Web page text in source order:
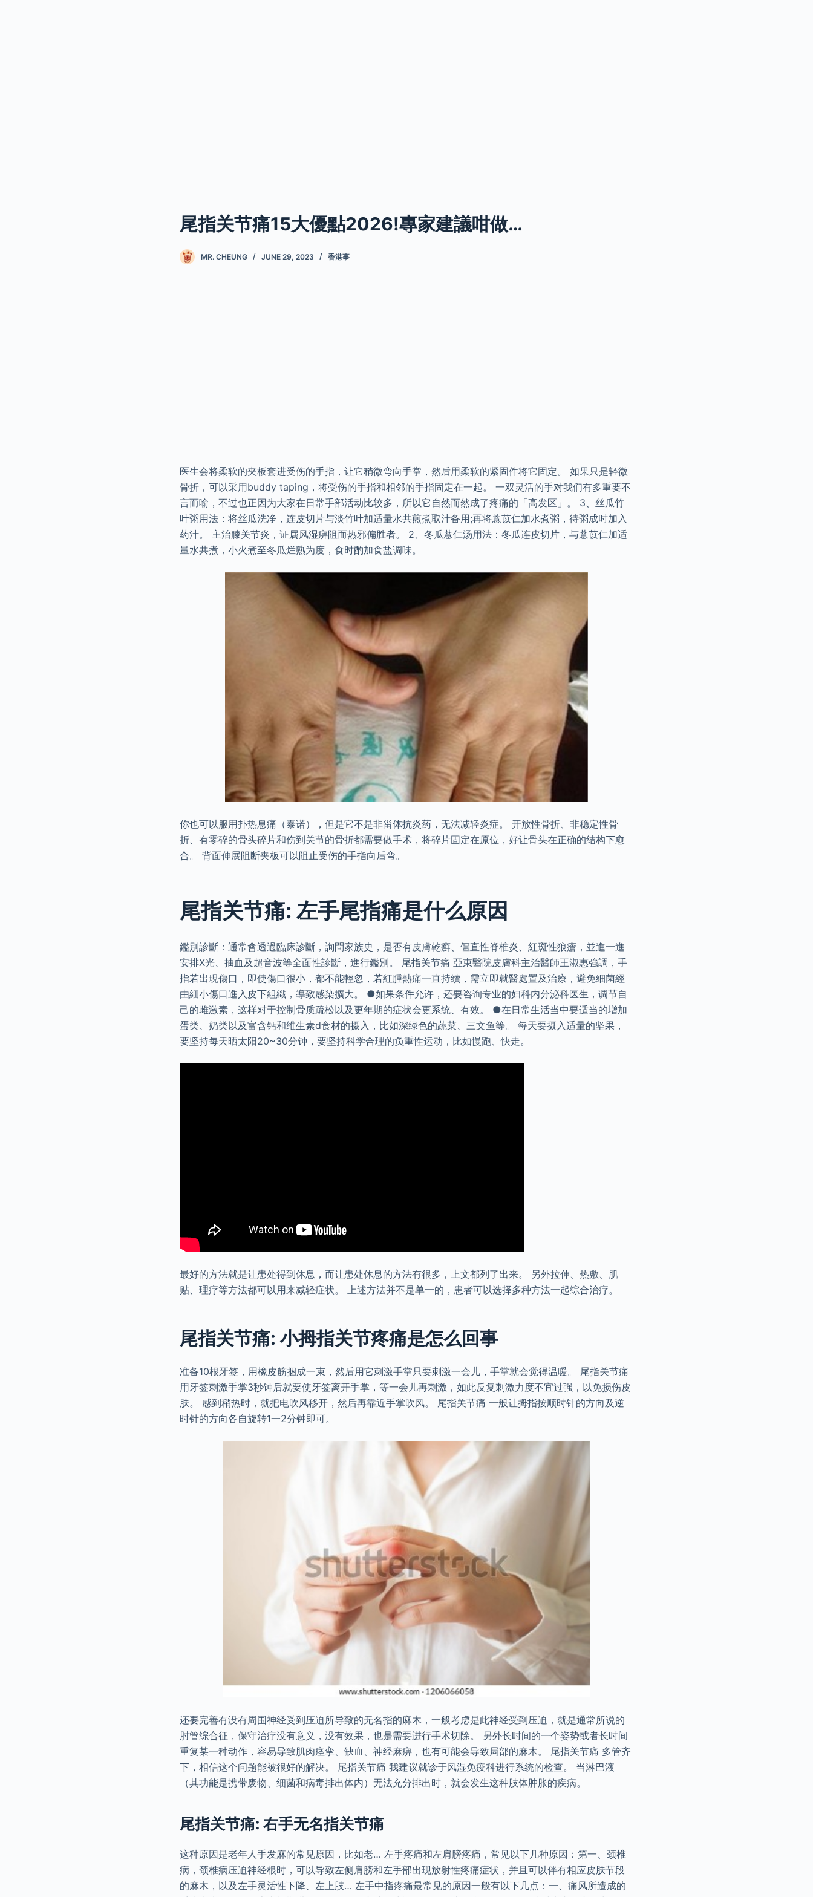
尾指关节痛15大優點2026!專家建議咁做…
MR. CHEUNG JUNE 29, 2023 香港事
医生会将柔软的夹板套进受伤的手指，让它稍微弯向手掌，然后用柔软的紧固件将它固定。 如果只是轻微
骨折，可以采用buddy taping，将受伤的手指和相邻的手指固定在一起。 一双灵活的手对我们有多重要不
言而喻，不过也正因为大家在日常手部活动比较多，所以它自然而然成了疼痛的「高发区」。 3、丝瓜竹
叶粥用法：将丝瓜洗净，连皮切片与淡竹叶加适量水共煎煮取汁备用;再将薏苡仁加水煮粥，待粥成时加入
药汁。 主治膝关节炎，证属风湿痹阻而热邪偏胜者。 2、冬瓜薏仁汤用法：冬瓜连皮切片，与薏苡仁加适
量水共煮，小火煮至冬瓜烂熟为度，食时酌加食盐调味。
你也可以服用扑热息痛（泰诺），但是它不是非甾体抗炎药，无法减轻炎症。 开放性骨折、非稳定性骨
折、有零碎的骨头碎片和伤到关节的骨折都需要做手术，将碎片固定在原位，好让骨头在正确的结构下愈
合。 背面伸展阻断夹板可以阻止受伤的手指向后弯。
尾指关节痛: 左手尾指痛是什么原因
鑑別診斷：通常會透過臨床診斷，詢問家族史，是否有皮膚乾癬、僵直性脊椎炎、紅斑性狼瘡，並進一進
安排X光、抽血及超音波等全面性診斷，進行鑑別。 尾指关节痛 亞東醫院皮膚科主治醫師王淑惠強調，手
指若出現傷口，即使傷口很小，都不能輕忽，若紅腫熱痛一直持續，需立即就醫處置及治療，避免細菌經
由細小傷口進入皮下組織，導致感染擴大。 ●如果条件允许，还要咨询专业的妇科内分泌科医生，调节自
己的雌激素，这样对于控制骨质疏松以及更年期的症状会更系统、有效。 ●在日常生活当中要适当的增加
蛋类、奶类以及富含钙和维生素d食材的摄入，比如深绿色的蔬菜、三文鱼等。 每天要摄入适量的坚果，
要坚持每天晒太阳20~30分钟，要坚持科学合理的负重性运动，比如慢跑、快走。
最好的方法就是让患处得到休息，而让患处休息的方法有很多，上文都列了出来。 另外拉伸、热敷、肌
贴、理疗等方法都可以用来减轻症状。 上述方法并不是单一的，患者可以选择多种方法一起综合治疗。
尾指关节痛: 小拇指关节疼痛是怎么回事
准备10根牙签，用橡皮筋捆成一束，然后用它刺激手掌只要刺激一会儿，手掌就会觉得温暖。 尾指关节痛
用牙签刺激手掌3秒钟后就要使牙签离开手掌，等一会儿再刺激，如此反复刺激力度不宜过强，以免损伤皮
肤。 感到稍热时，就把电吹风移开，然后再靠近手掌吹风。 尾指关节痛 一般让拇指按顺时针的方向及逆
时针的方向各自旋转1一2分钟即可。
还要完善有没有周围神经受到压迫所导致的无名指的麻木，一般考虑是此神经受到压迫，就是通常所说的
肘管综合征，保守治疗没有意义，没有效果，也是需要进行手术切除。 另外长时间的一个姿势或者长时间
重复某一种动作，容易导致肌肉痉挛、缺血、神经麻痹，也有可能会导致局部的麻木。 尾指关节痛 多管齐
下，相信这个问题能被很好的解决。 尾指关节痛 我建议就诊于风湿免疫科进行系统的检查。 当淋巴液
（其功能是携带废物、细菌和病毒排出体内）无法充分排出时，就会发生这种肢体肿胀的疾病。
尾指关节痛: 右手无名指关节痛
这种原因是老年人手发麻的常见原因，比如老… 左手疼痛和左肩膀疼痛，常见以下几种原因：第一、颈椎
病，颈椎病压迫神经根时，可以导致左侧肩膀和左手部出现放射性疼痛症状，并且可以伴有相应皮肤节段
的麻木，以及左手灵活性下降、左上肢… 左手中指疼痛最常见的原因一般有以下几点：一、痛风所造成的